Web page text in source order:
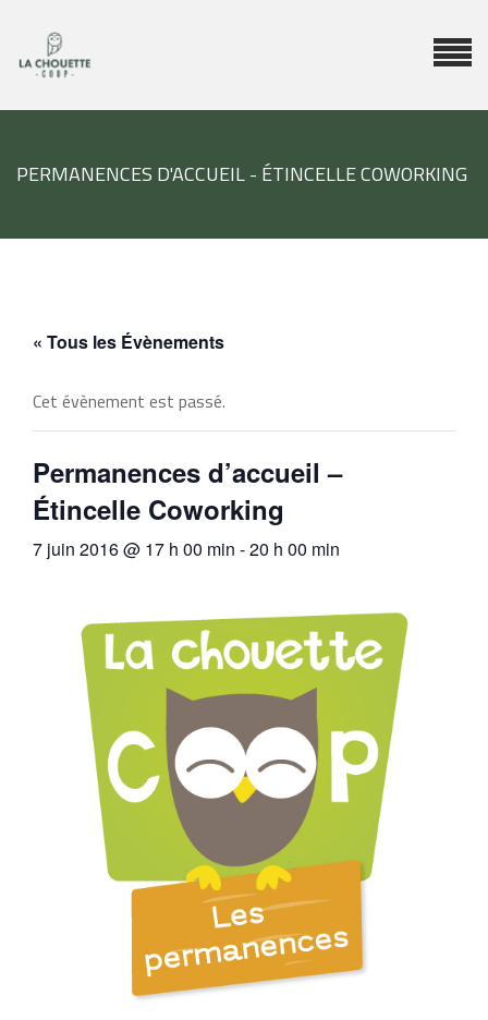
PERMANENCES D'ACCUEIL - ÉTINCELLE COWORKING
« Tous les Évènements
Cet évènement est passé.
Permanences d’accueil –
Étincelle Coworking
7 juin 2016 @ 17 h 00 min -20 h 00 min